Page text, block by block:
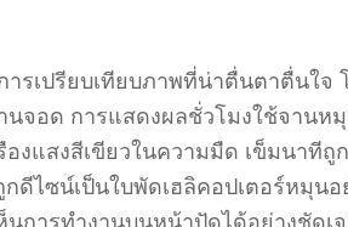
รเปรียบเทียบภาพที่น่าตื่นตาตื่นใ
านจอด การแสดงผลชั่วโมงใช้จา
องแสงสีเขียวในความมืด เข็มนาที
ดีไซน์เป็นใบพัดเฮลิคอปเตอร์หมุน